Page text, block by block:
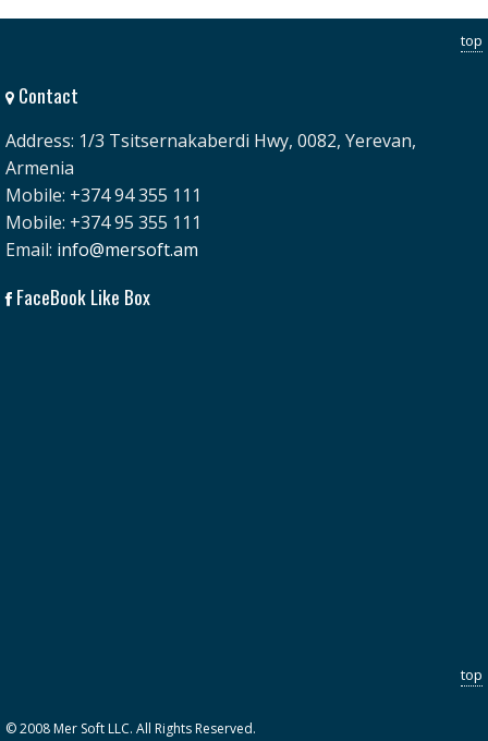
top
Contact
Address: 1/3 Tsitsernakaberdi Hwy, 0082, Yerevan,
Armenia
Mobile: +374 94 355 111
Mobile: +374 95 355 111
Email: info@mersoft.am
FaceBook Like Box
top
© 2008 Mer Soft LLC. All Rights Reserved.